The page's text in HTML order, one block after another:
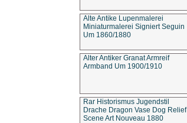
Alte Antike Lupenmalerei
Miniaturmalerei Signiert Seguin
Um 1860/1880
Alter Antiker Granat Armreif
Armband Um 1900/1910
Rar Historismus Jugendstil
Drache Dragon Vase Dog Relief
Scene Art Nouveau 1880